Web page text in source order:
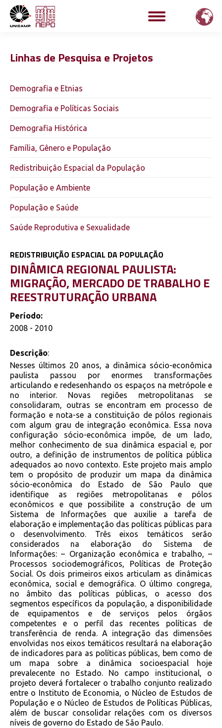
Linhas de Pesquisa e Projetos
Demografia e Etnias
Demografia e Políticas Sociais
Demografia Histórica
Família, Gênero e População
Redistribuição Espacial da População
População e Ambiente
População e Saúde
Saúde Reprodutiva e Sexualidade
REDISTRIBUIÇÃO ESPACIAL DA POPULAÇÃO
DINÂMICA REGIONAL PAULISTA:
MIGRAÇÃO, MERCADO DE TRABALHO E
REESTRUTURAÇÃO URBANA
Período:
2008 - 2010
Descrição:
Nesses últimos 20 anos, a dinâmica sócio-econômica
paulista passou por enormes transformações
articulando e redesenhando os espaços na metrópole e
no interior. Novas regiões metropolitanas se
consolidaram, outras se encontram em processo de
formação e nota-se a constituição de pólos regionais
com algum grau de integração econômica. Essa nova
configuração sócio-econômica impõe, de um lado,
melhor conhecimento de sua dinâmica espacial e, por
outro, a definição de instrumentos de política pública
adequados ao novo contexto. Este projeto mais amplo
tem o propósito de produzir um mapa da dinâmica
sócio-econômica do Estado de São Paulo que
identifique as regiões metropolitanas e pólos
econômicos e que possibilite a construção de um
Sistema de Informações que auxilie a tarefa de
elaboração e implementação das políticas públicas para
o desenvolvimento. Três eixos temáticos serão
considerados na elaboração do Sistema de
Informações: – Organização econômica e trabalho, –
Processos sociodemográficos, Políticas de Proteção
Social. Os dois primeiros eixos articulam as dinâmicas
econômica, social e demográfica. O último congrega,
no âmbito das políticas públicas, o acesso dos
segmentos específicos da população, a disponibilidade
de equipamentos e de serviços pelos órgãos
competentes e o perfil das recentes políticas de
transferência de renda. A integração das dimensões
envolvidas nos eixos temáticos resultará na elaboração
de indicadores para as políticas públicas, bem como de
um mapa sobre a dinâmica socioespacial hoje
prevalecente no Estado. No campo institucional, o
projeto deverá fortalecer o trabalho conjunto realizado
entre o Instituto de Economia, o Núcleo de Estudos de
População e o Núcleo de Estudos de Políticas Públicas,
além de buscar consolidar relações com os diversos
níveis de governo do Estado de São Paulo.